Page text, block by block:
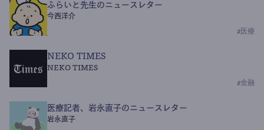
ふらいと先生のニュースレター
今西洋介
# 医療
NEKO TIMES
NEKO TIMES
#金融
医療記者、岩永直子のニュースレター
岩永直子